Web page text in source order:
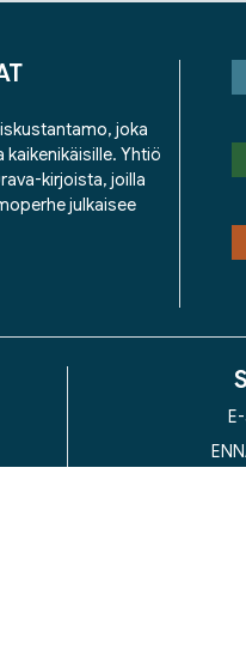
joka
Yhtiö
kirjoista, joilla
julkaisee